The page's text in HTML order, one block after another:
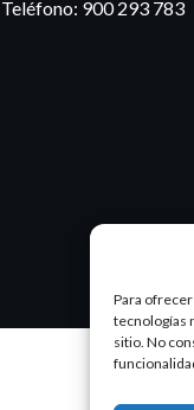
Para
tecnologías
sitio. No
Teléfono: 900 293 783